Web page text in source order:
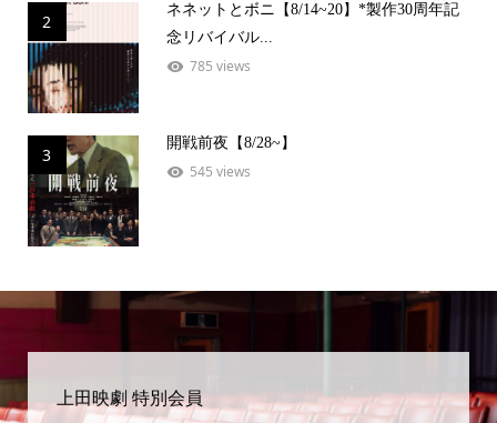
2
ネネットとボニ【8/14~20】*製作30周年記
念リバイバル...
785 views
3
開戦前夜【8/28~】
545 views
上田映劇 特別会員